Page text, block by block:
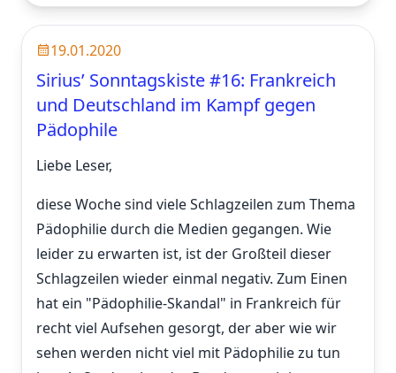
19.01.2020
Sirius’ Sonntagskiste #16: Frankreich
und Deutschland im Kampf gegen
Pädophile
Liebe Leser,
diese Woche sind viele Schlagzeilen zum Thema
Pädophilie durch die Medien gegangen. Wie
leider zu erwarten ist, ist der Großteil dieser
Schlagzeilen wieder einmal negativ. Zum Einen
hat ein "Pädophilie-Skandal" in Frankreich für
recht viel Aufsehen gesorgt, der aber wie wir
sehen werden nicht viel mit Pädophilie zu tun